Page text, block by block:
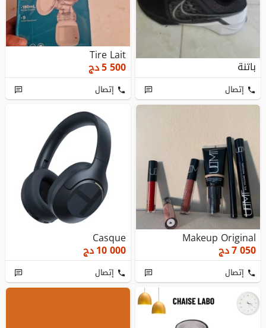
باتنة
إتصال
Tire Lait
5 500دج
إتصال
Makeup Original
7 050دج
إتصال
Casque
10 000دج
إتصال